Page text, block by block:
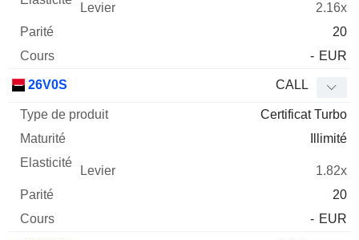
2.16x
20
- EUR
26V0S CALL
Certificat Turbo
Illimité
1.82x
20
- EUR